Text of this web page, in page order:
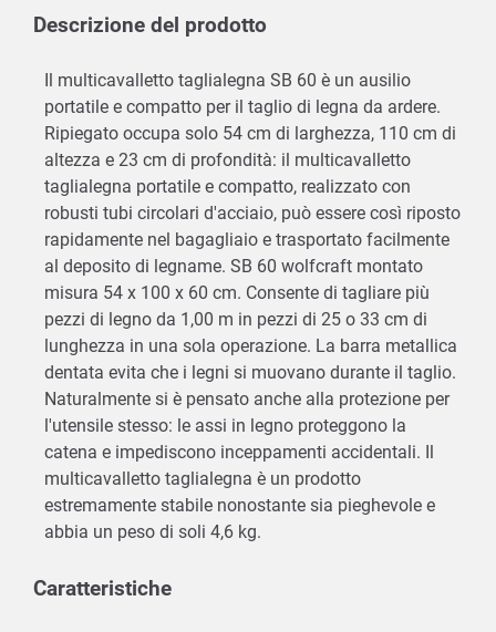
Descrizione del prodotto
Il multicavalletto taglialegna SB 60 è un ausilio
portatile e compatto per il taglio di legna da ardere.
Ripiegato occupa solo 54 cm di larghezza, 110 cm di
altezza e 23 cm di profondità: il multicavalletto
taglialegna portatile e compatto, realizzato con
robusti tubi circolari d'acciaio, può essere così riposto
rapidamente nel bagagliaio e trasportato facilmente
al deposito di legname. SB 60 wolfcraft montato
misura 54 x 100 x 60 cm. Consente di tagliare più
pezzi di legno da 1,00 m in pezzi di 25 o 33 cm di
lunghezza in una sola operazione. La barra metallica
dentata evita che i legni si muovano durante il taglio.
Naturalmente si è pensato anche alla protezione per
l'utensile stesso: le assi in legno proteggono la
catena e impediscono inceppamenti accidentali. Il
multicavalletto taglialegna è un prodotto
estremamente stabile nonostante sia pieghevole e
abbia un peso di soli 4,6 kg.
Caratteristiche